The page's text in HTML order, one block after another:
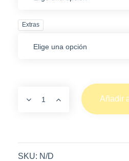
SKU: N/D
Extras
Añadir